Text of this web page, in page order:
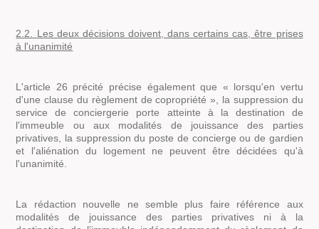
2.2. Les deux décisions doivent, dans certains cas, être prises
à l'unanimité
L'article 26 précité précise également que « lorsqu'en vertu
d'une clause du règlement de copropriété », la suppression du
service de conciergerie porte atteinte à la destination de
l'immeuble ou aux modalités de jouissance des parties
privatives, la suppression du poste de concierge ou de gardien
et l'aliénation du logement ne peuvent être décidées qu'à
l'unanimité.
La rédaction nouvelle ne semble plus faire référence aux
modalités de jouissance des parties privatives ni à la